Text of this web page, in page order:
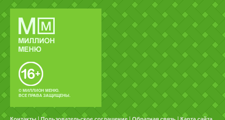
© МИЛЛИОН МЕНЮ.
ВСЕ ПРАВА ЗАЩИЩЕНЫ.